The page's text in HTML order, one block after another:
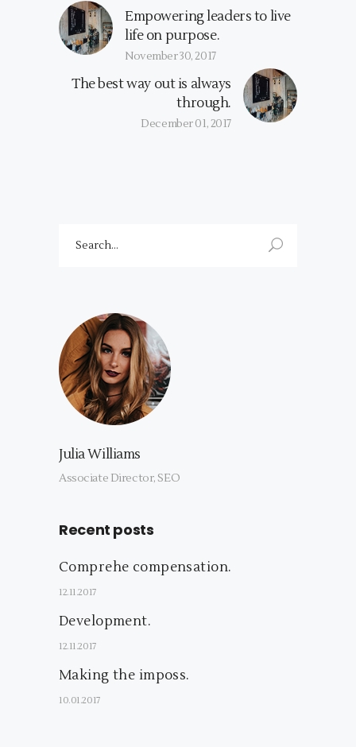
Empowering leaders to live
life on purpose.
November 30, 2017
The best way out is always
through.
December 01, 2017
Julia Williams
Associate Director, SEO
Recent posts
Comprehe compensation.
12.11.2017
Development.
12.11.2017
Making the imposs.
10.01.2017